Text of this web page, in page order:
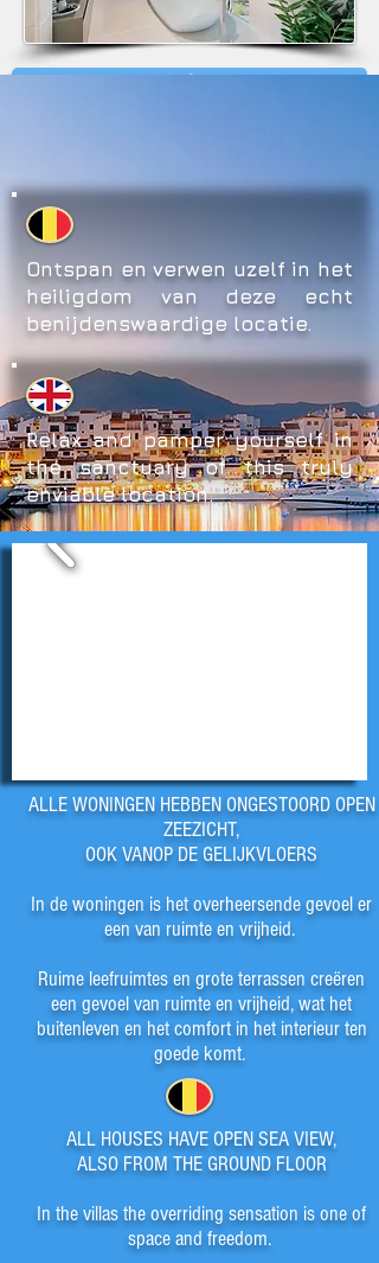
Brochure
Ontspan en verwen uzelf in het
heiligdom van deze echt
benijdenswaardige locatie.
Relax and pamper yourself in
the sanctuary of this truly
enviable location.
ALLE WONINGEN HEBBEN ONGESTOORD OPEN
ZEEZICHT,
OOK VANOP DE GELIJKVLOERS
In de woningen is het overheersende gevoel er
een van ruimte en vrijheid.
Ruime leefruimtes en grote terrassen creëren
een gevoel van ruimte en vrijheid, wat het
buitenleven en het comfort in het interieur ten
goede komt.
ALL HOUSES HAVE OPEN SEA VIEW,
ALSO FROM THE GROUND FLOOR
In the villas the overriding sensation is one of
space and freedom.